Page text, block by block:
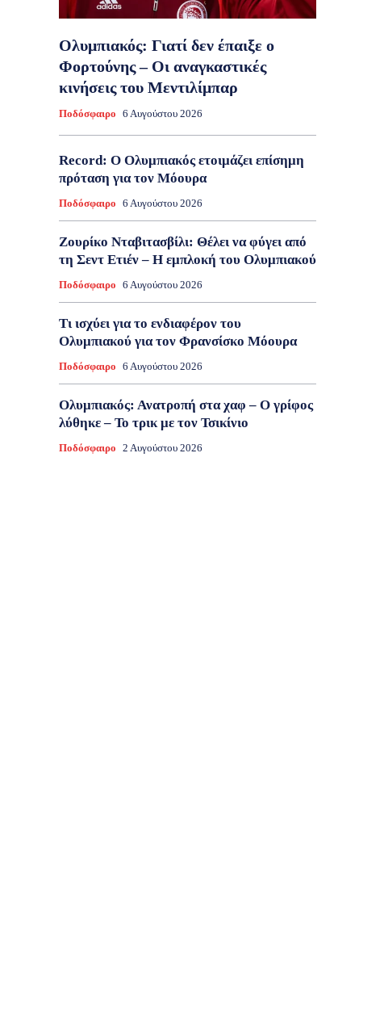
Ολυμπιακός: Γιατί δεν έπαιξε ο
Φορτούνης – Οι αναγκαστικές
κινήσεις του Μεντιλίμπαρ
Ποδόσφαιρο 6 Αυγούστου 2026
Record: Ο Ολυμπιακός ετοιμάζει επίσημη
πρόταση για τον Μόουρα
Ποδόσφαιρο 6 Αυγούστου 2026
Ζουρίκο Νταβιτασβίλι: Θέλει να φύγει από
τη Σεντ Ετιέν – Η εμπλοκή του Ολυμπιακού
Ποδόσφαιρο 6 Αυγούστου 2026
Τι ισχύει για το ενδιαφέρον του
Ολυμπιακού για τον Φρανσίσκο Μόουρα
Ποδόσφαιρο 6 Αυγούστου 2026
Ολυμπιακός: Ανατροπή στα χαφ – Ο γρίφος
λύθηκε – Το τρικ με τον Τσικίνιο
Ποδόσφαιρο 2 Αυγούστου 2026